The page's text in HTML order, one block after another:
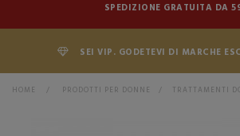
SPEDIZIONE GRATUITA DA
SEI VIP. GODETEVI DI MARCHE
HOME > PRODOTTI PER DONNE > TRATTAMENTI